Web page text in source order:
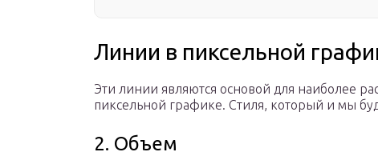
Линии в пиксельной
Эти линии являются основой для наиболее
пиксельной графике. Стиля, который и мы
2. Объем